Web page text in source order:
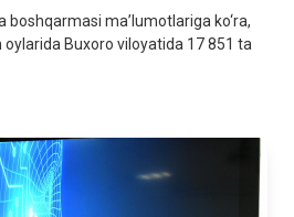
boshqarmasi ma’lumotlariga ko‘ra,
Buxoro viloyatida 17 851 ta